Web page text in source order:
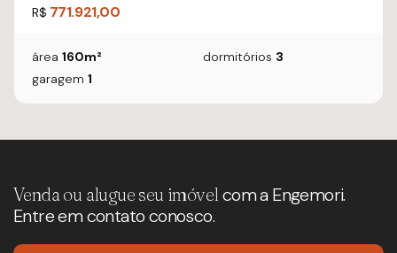
R$ 771.921,00
área 160m² dormitórios 3
garagem 1
Venda ou alugue seu imóvel com a Engemori.
Entre em contato conosco.